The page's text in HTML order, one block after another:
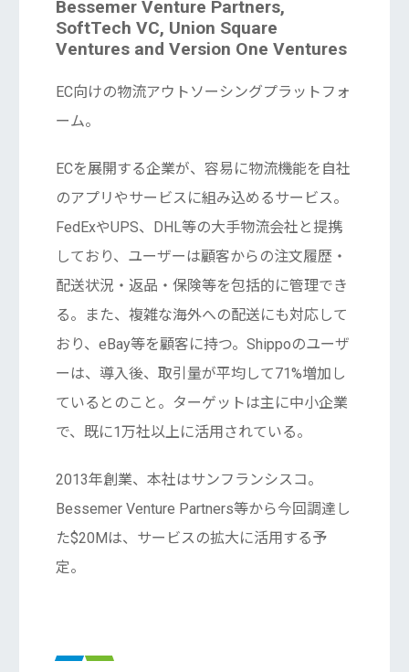
Bessemer Venture Partners,
SoftTech VC, Union Square
Ventures and Version One Ventures
EC向けの物流アウトソーシングプラットフォ
ーム。
ECを展開する企業が、容易に物流機能を自社
のアプリやサービスに組み込めるサービス。
FedExやUPS、DHL等の大手物流会社と提携
しており、ユーザーは顧客からの注文履歴・
配送状況・返品・保険等を包括的に管理でき
る。また、複雑な海外への配送にも対応して
おり、eBay等を顧客に持つ。Shippoのユーザ
ーは、導入後、取引量が平均して71%増加し
ているとのこと。ターゲットは主に中小企業
で、既に1万社以上に活用されている。
2013年創業、本社はサンフランシスコ。
Bessemer Venture Partners等から今回調達し
た$20Mは、サービスの拡大に活用する予
定。